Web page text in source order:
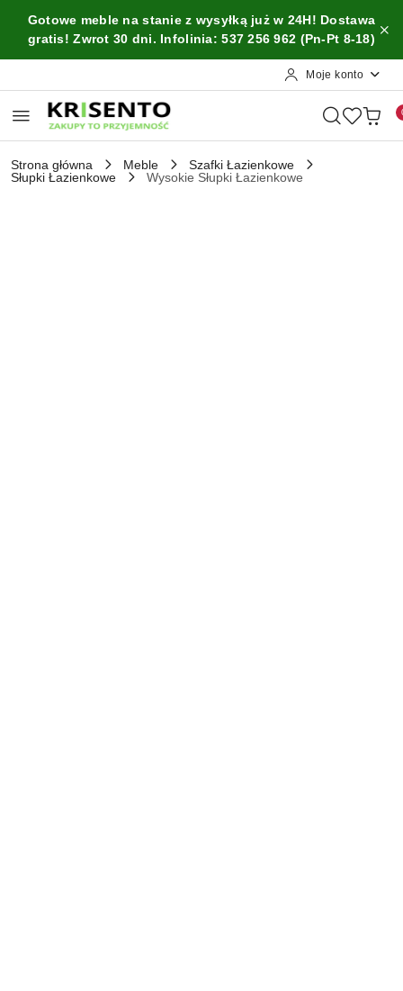
Przejdź do treści głównej
Przejdź do wyszukiwarki
Przejdź do moje konto
Przejdź do menu głównego
Przejdź do opisu produktu
Przejdź do stopki
Gotowe meble na stanie z wysyłką już w 24H! Dostawa
gratis! Zwrot 30 dni. Infolinia: 537 256 962 (Pn-Pt 8-18)
Moje konto
Strona główna Meble
Szafki Łazienkowe
Słupki Łazienkowe
Wysokie Słupki Łazienkowe